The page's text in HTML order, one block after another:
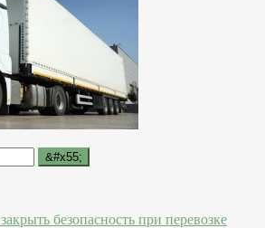
безопасность при перевозке